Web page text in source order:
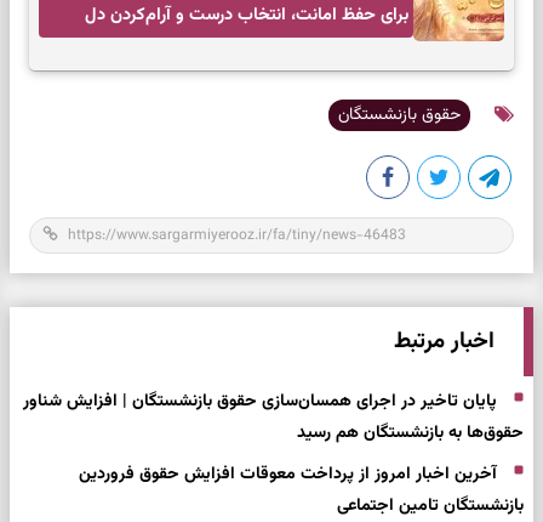
برای حفظ امانت، انتخاب درست و آرام‌کردن دل
حقوق بازنشستگان
اخبار مرتبط
پایان تاخیر در اجرای همسان‌سازی حقوق بازنشستگان | افزایش شناور
حقوق‌ها به بازنشستگان هم رسید
آخرین اخبار امروز از پرداخت معوقات افزایش حقوق فروردین
بازنشستگان تامین اجتماعی